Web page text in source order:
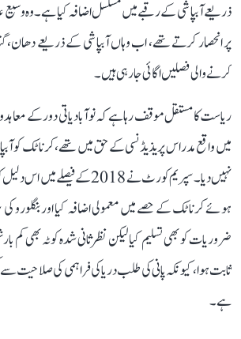
ذریعے آبپاشی کے رقبے میں مسلسل اضافہ کیا ہے۔ وہ
پر انحصار کرتے تھے، اب وہاں آبپاشی کے ذریعے دھان، گنا
کرنے والی فصلیں اگائی جا رہی ہیں۔
ریاست کا مستقل موقف رہا ہے کہ نوآبادیاتی دور کے
میں واقع مدراس پریذیڈنسی کے حق میں تھے، کرناٹک کو
نہیں دیا۔ سپریم کورٹ نے 2018 کے
ہوئے کرناٹک کے حصے میں معمولی اضافہ کیا اور بنگلورو کی
ضروریات کو بھی تسلیم کیا لیکن نظرثانی شدہ کوٹہ بھی کم
ثابت ہوا، کیونکہ پانی کی طلب دریا کی فراہمی کی صلاحیت
ہے۔